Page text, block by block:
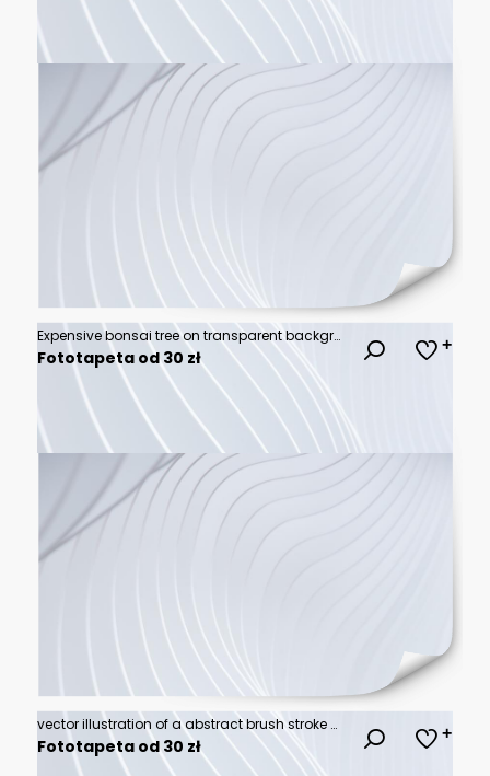
Expensive bonsai tree on transparent background (PNG)
Fototapeta od 30 zł
vector illustration of a abstract brush stroke mountain, silhouette of a bonsai tree with Chinese painting.
Fototapeta od 30 zł